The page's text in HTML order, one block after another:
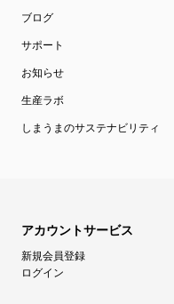
ブログ
サポート
お知らせ
生産ラボ
しまうまのサステナビリティ
アカウントサービス
新規会員登録
ログイン